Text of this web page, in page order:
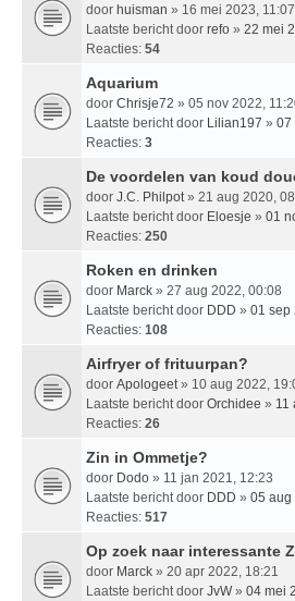
door huisman » 16 mei 2023, 11:07
Laatste bericht door refo » 22 mei
Reacties: 54
Aquarium
door Chrisje72 » 05 nov 2022,
Laatste bericht door Lilian197 » 07
Reacties: 3
De voordelen van koud
door J.C. Philpot » 21 aug 2020,
Laatste bericht door Eloesje » 01
Reacties: 250
Roken en drinken
door Marck » 27 aug 2022, 00:08
Laatste bericht door DDD » 01 sep
Reacties: 108
Airfryer of frituurpan?
door Apologeet » 10 aug 2022,
Laatste bericht door Orchidee » 11
Reacties: 26
Zin in Ommetje?
door Dodo » 11 jan 2021, 12:23
Laatste bericht door DDD » 05 aug
Reacties: 517
Op zoek naar interessante
door Marck » 20 apr 2022, 18:21
Laatste bericht door JvW» 04 mei